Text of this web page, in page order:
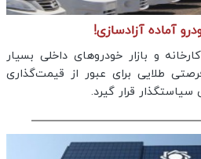
آماده آزادسازی!
و بازار خودروهای داخلی بسیار
طلایی برای عبور از قیمت‌گذاری
قرار گیرد.